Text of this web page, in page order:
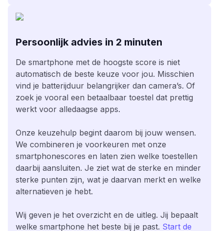
Persoonlijk advies in 2 minuten
De smartphone met de hoogste score is niet
automatisch de beste keuze voor jou. Misschien
vind je batterijduur belangrijker dan camera’s. Of
zoek je vooral een betaalbaar toestel dat prettig
werkt voor alledaagse apps.
Onze keuzehulp begint daarom bij jouw wensen.
We combineren je voorkeuren met onze
smartphonescores en laten zien welke toestellen
daarbij aansluiten. Je ziet wat de sterke en minder
sterke punten zijn, wat je daarvan merkt en welke
alternatieven je hebt.
Wij geven je het overzicht en de uitleg. Jij bepaalt
welke smartphone het beste bij je past. Start de